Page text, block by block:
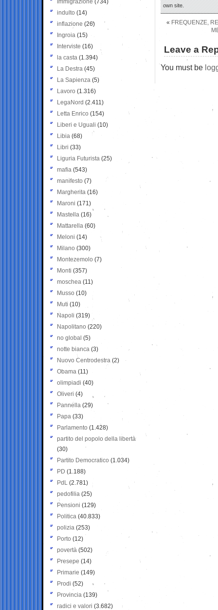
own site.
« FREQUENZE,
Leave a
You must be
Immigrazione (734)
indulto (14)
inflazione (26)
Ingroia (15)
Interviste (16)
la casta (1.394)
La Destra (45)
La Sapienza (5)
Lavoro (1.316)
LegaNord (2.411)
Letta Enrico (154)
Liberi e Uguali (10)
Libia (68)
Libri (33)
Liguria Futurista (25)
mafia (543)
manifesto (7)
Margherita (16)
Maroni (171)
Mastella (16)
Mattarella (60)
Meloni (14)
Milano (300)
Montezemolo (7)
Monti (357)
moschea (11)
Musso (10)
Muti (10)
Napoli (319)
Napolitano (220)
no global (5)
notte bianca (3)
Nuovo Centrodestra (2)
Obama (11)
olimpiadi (40)
Oliveri (4)
Pannella (29)
Papa (33)
Parlamento (1.428)
partito del popolo della libertà
(30)
Partito Democratico (1.034)
PD (1.188)
PdL (2.781)
pedofilia (25)
Pensioni (129)
Politica (40.833)
polizia (253)
Porto (12)
povertà (502)
Presepe (14)
Primarie (149)
Prodi (52)
Provincia (139)
radici e valori (3.682)